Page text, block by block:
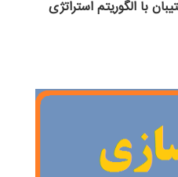
با الگوریتم استراتژی